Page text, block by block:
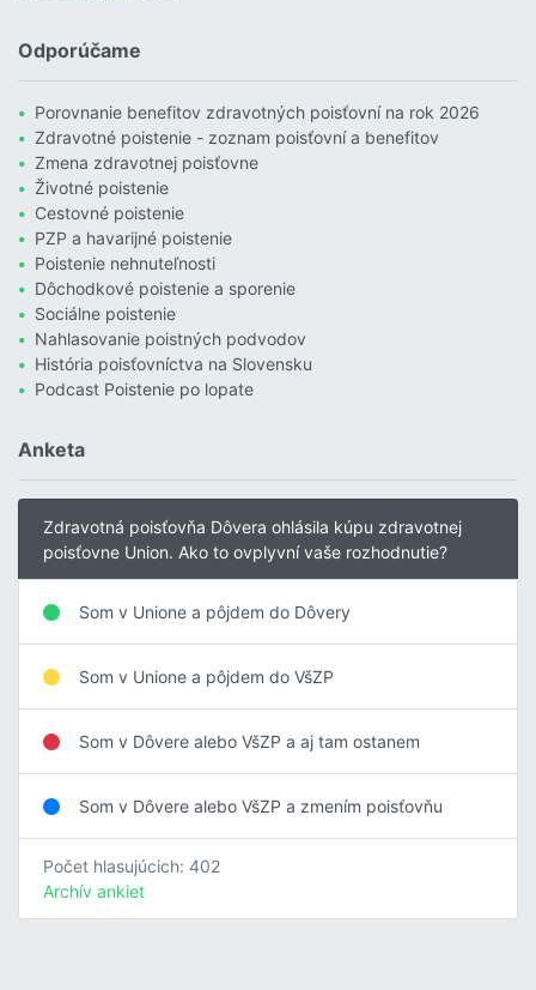
Odporúčame
Porovnanie benefitov zdravotných poisťovní na rok 2026
Zdravotné poistenie - zoznam poisťovní a benefitov
Zmena zdravotnej poisťovne
Životné poistenie
Cestovné poistenie
PZP a havarijné poistenie
Poistenie nehnuteľnosti
Dôchodkové poistenie a sporenie
Sociálne poistenie
Nahlasovanie poistných podvodov
História poisťovníctva na Slovensku
Podcast Poistenie po lopate
Anketa
Zdravotná poisťovňa Dôvera ohlásila kúpu zdravotnej
poisťovne Union. Ako to ovplyvní vaše rozhodnutie?
Som v Unione a pôjdem do Dôvery
Som v Unione a pôjdem do VšZP
Som v Dôvere alebo VšZP a aj tam ostanem
Som v Dôvere alebo VšZP a zmením poisťovňu
Počet hlasujúcich: 402
Archív ankiet